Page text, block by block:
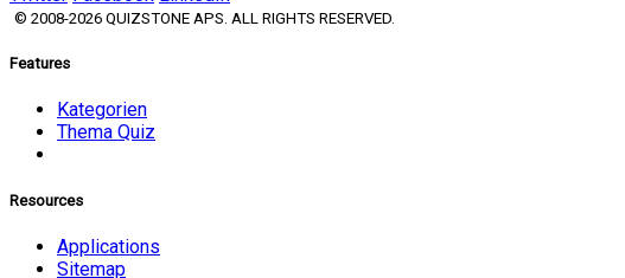
© 2008-2026 QUIZSTONE APS. ALL RIGHTS RESERVED.
Features
Kategorien
Thema Quiz
Resources
Applications
Sitemap